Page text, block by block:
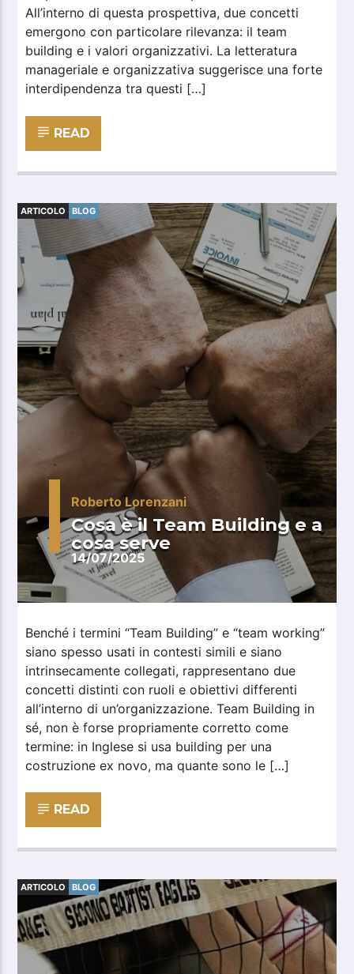
All’interno di questa prospettiva, due concetti
emergono con particolare rilevanza: il team
building e i valori organizzativi. La letteratura
manageriale e organizzativa suggerisce una forte
interdipendenza tra questi […]
READ
ARTICOLO BLOG
Roberto Lorenzani
14/07/2025
Cosa è il Team Building e a
cosa serve
Benché i termini “Team Building” e “team working”
siano spesso usati in contesti simili e siano
intrinsecamente collegati, rappresentano due
concetti distinti con ruoli e obiettivi differenti
all’interno di un’organizzazione. Team Building in
sé, non è forse propriamente corretto come
termine: in Inglese si usa building per una
costruzione ex novo, ma quante sono le […]
READ
ARTICOLO BLOG